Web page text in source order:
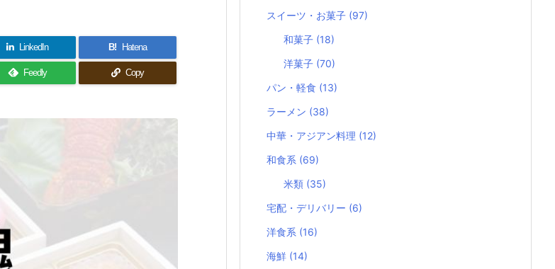
LinkedIn B! Hatena
Feedly Copy
スイーツ・お菓子 (97)
和菓子 (18)
洋菓子 (70)
パン・軽食 (13)
ラーメン (38)
中華・アジアン料理 (12)
和食系 (69)
米類 (35)
宅配・デリバリー (6)
洋食系 (16)
海鮮 (14)